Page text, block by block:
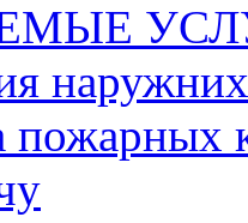
пожарных